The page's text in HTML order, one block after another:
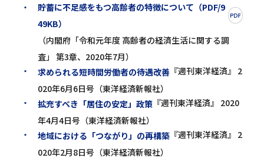
貯蓄に不足感をもつ高齢者の特徴について（PDF/9
49KB）
（内閣府「令和元年度 高齢者の経済生活に関する調
査」 第3章、2020年7月）
求められる短時間労働者の待遇改善『週刊東洋経済』 2
020年6月6日号（東洋経済新報社）
拡充すべき「居住の安定」政策『週刊東洋経済』 2020
年4月4日号（東洋経済新報社）
地域における「つながり」の再構築『週刊東洋経済』 2
020年2月8日号（東洋経済新報社）